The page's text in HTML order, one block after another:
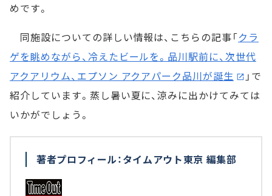
めです。
同施設についての詳しい情報は、こちらの記事「クラ
ゲを眺めながら、冷えたビールを。品川駅前に、次世代
アクアリウム、エプソン アクアパーク品川が誕生
」で
紹介しています。蒸し暑い夏に、涼みに出かけてみては
いかがでしょう。
著者プロフィール：タイムアウト東京 編集部